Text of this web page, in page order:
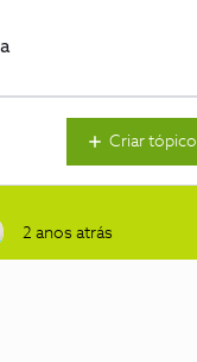
Criar tópico
2 anos atrás